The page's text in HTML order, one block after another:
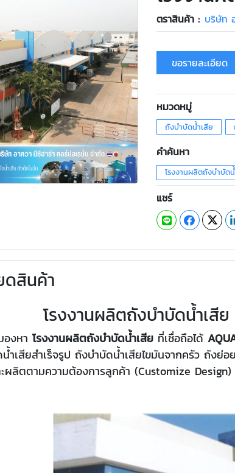
ตราสินค้า : บริษัท
ขอรายละเอียด
หมวดหมู่
ถังบำบัดน้ำเสีย
คำค้นหา
โรงงานผลิตถังบำบัด
แชร์
ดสินค้า
โรงงานผลิตถังบำบัดน้ำเ
งหา โรงงานผลิตถังบำบัดน้ำเสีย ที่เชื่อถือได้
ำเสียสำเร็จรูป ถังบำบัดน้ำเสียไขมันจากครัว ถัง
ผลิตตามความต้องการลูกค้า (Customize Design)